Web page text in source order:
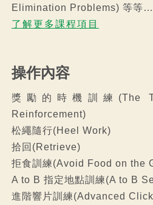
Elimination Problems) 等等…
了解更多課程項目
操作內容
獎勵的時機訓練(The
Reinforcement)
松繩隨行(Heel Work)
拾回(Retrieve)
拒食訓練(Avoid Food on the
A to B 指定地點訓練(A to B
進階響片訓練(Advanced